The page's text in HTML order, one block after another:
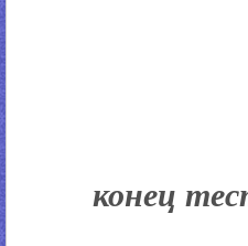
конец